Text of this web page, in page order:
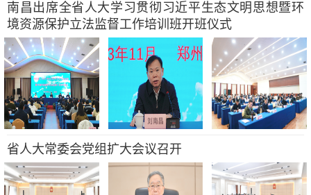
南昌出席全省人大学习贯彻习近平生态文明思想暨环
境资源保护立法监督工作培训班开班仪式
省人大常委会党组扩大会议召开